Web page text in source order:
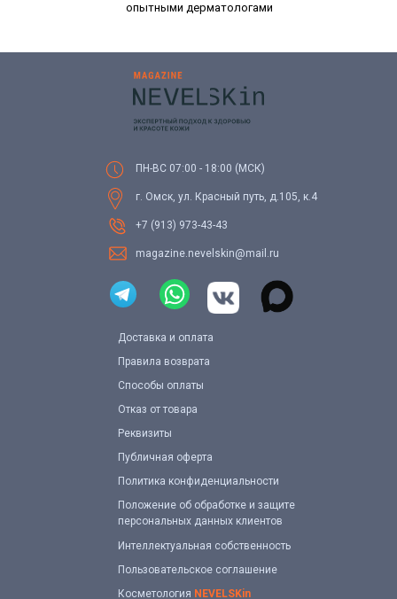
опытными дерматологами
г. Омск, ул. Красный путь, д.105, к.4
+7 (913) 973-43-43
magazine.nevelskin@mail.ru
Политика конфиденциальности
Отказ от товара
Пользовательское соглашение
Реквизиты
Способы оплаты
Положение об обработке и защите
персональных данных клиентов
Интеллектуальная собственность
Публичная оферта
Доставка и оплата
Правила возврата
ПН-ВС 07:00 - 18:00 (МСК)
Косметология NEVELSKin